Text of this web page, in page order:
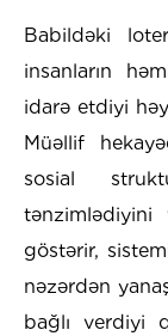
Babildəki
insanların
idarə etdiyi
Müəllif
sosial
tənzimlədiyini
göstərir,
nəzərdən
bağlı verdiyi